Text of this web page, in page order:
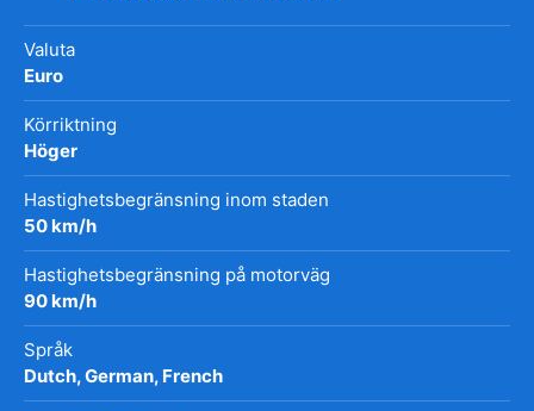
Valuta
Euro
Körriktning
Höger
Hastighetsbegränsning inom staden
50 km/h
Hastighetsbegränsning på motorväg
90 km/h
Språk
Dutch, German, French